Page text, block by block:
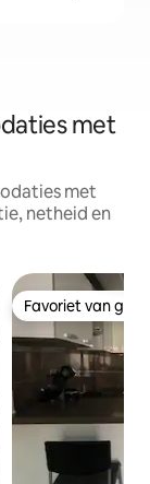
met
met
netheid en
Favoriet van
Favoriet van